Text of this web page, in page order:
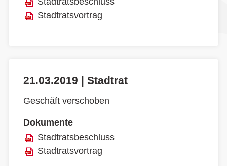
Stadtratsvortrag
21.03.2019 | Stadtrat
Geschäft verschoben
Dokumente
Stadtratsbeschluss
Stadtratsvortrag